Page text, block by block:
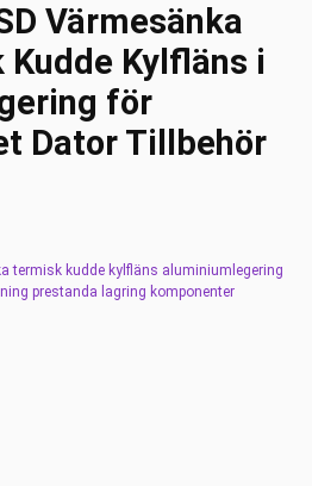
Värmesänka
Kylfläns i
för
Dator Tillbehör
termisk kudde kylfläns aluminiumlegering
prestanda lagring komponenter